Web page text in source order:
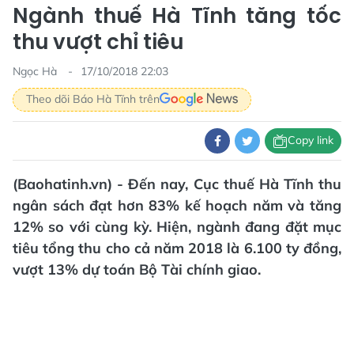
Ngành thuế Hà Tĩnh tăng tốc
thu vượt chỉ tiêu
Ngọc Hà
17/10/2018 22:03
Theo dõi Báo Hà Tĩnh trên
Copy link
(Baohatinh.vn) - Đến nay, Cục thuế Hà Tĩnh thu
ngân sách đạt hơn 83% kế hoạch năm và tăng
12% so với cùng kỳ. Hiện, ngành đang đặt mục
tiêu tổng thu cho cả năm 2018 là 6.100 ty đồng,
vượt 13% dự toán Bộ Tài chính giao.